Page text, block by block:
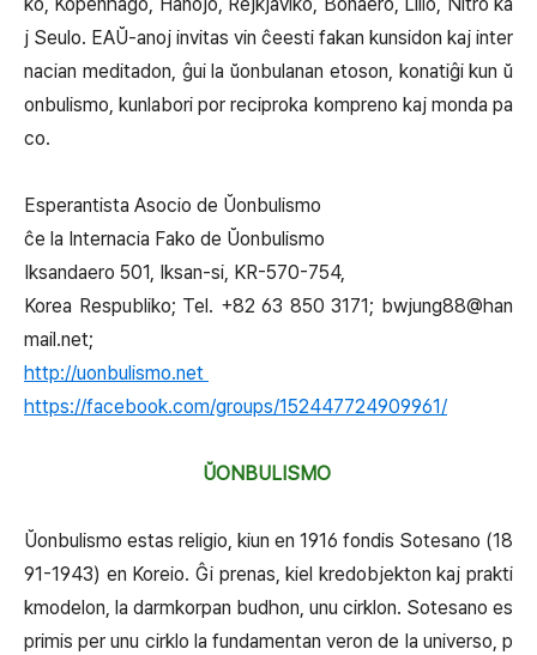
ko, Kopenhago, Hanojo, Rejkjaviko, Bonaero, Lillo, Nitro ka
j Seulo. EAŬ-anoj invitas vin ĉeesti fakan kunsidon kaj inter
nacian meditadon, ĝui la ŭonbulanan etoson, konatiĝi kun ŭ
onbulismo, kunlabori por reciproka kompreno kaj monda pa
co.
Esperantista Asocio de Ŭonbulismo
ĉe la Internacia Fako de Ŭonbulismo
Iksandaero 501, Iksan-si, KR-570-754,
Korea Respubliko; Tel. +82 63 850 3171; bwjung88@han
mail.net;
http://uonbulismo.net
https://facebook.com/groups/152447724909961/
ŬONBULISMO
Ŭonbulismo estas religio, kiun en 1916 fondis Sotesano (18
91-1943) en Koreio. Ĝi prenas, kiel kredobjekton kaj prakti
kmodelon, la darmkorpan budhon, unu cirklon. Sotesano es
primis per unu cirklo la fundamentan veron de la universo, p